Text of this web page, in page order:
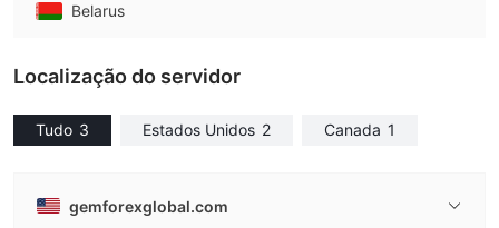
Belarus
Localização do servidor
Tudo 3 Estados Unidos 2 Canada 1
gemforexglobal.com